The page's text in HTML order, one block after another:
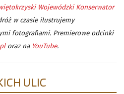
Wojewódzki Konserwator
w czasie ilustrujemy
fotografiami. Premierowe odcinki
oraz na YouTube.
ULIC